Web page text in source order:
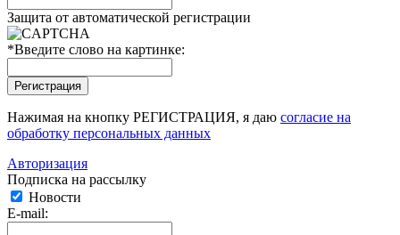
Защита от автоматической регистрации
*Введите слово на картинке:
Нажимая на кнопку РЕГИСТРАЦИЯ, я даю согласие на
обработку персональных данных
Авторизация
Подписка на рассылку
Новости
E-mail: